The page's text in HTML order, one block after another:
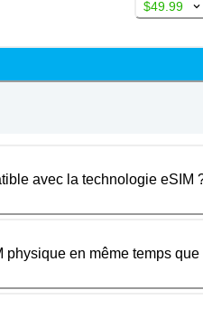
$49.99
avec la technologie eSIM
physique en même temps